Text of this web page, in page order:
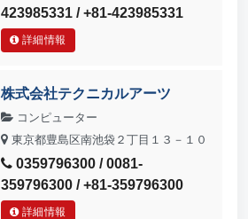
423985331 / +81-423985331
詳細情報
株式会社テクニカルアーツ
コンピューター
東京都豊島区南池袋２丁目１３－１０
0359796300 / 0081-
359796300 / +81-359796300
詳細情報